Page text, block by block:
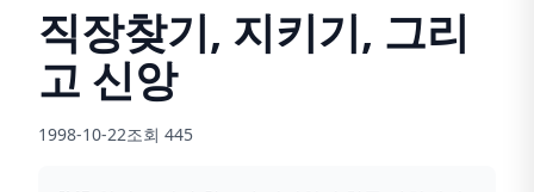
직장찾기, 지키기, 그리
고 신앙
1998-10-22조회 445